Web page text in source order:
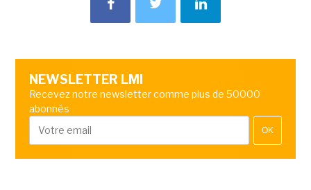
NEWSLETTER LMI
Recevez notre newsletter comme plus de 50000
abonnés
OK